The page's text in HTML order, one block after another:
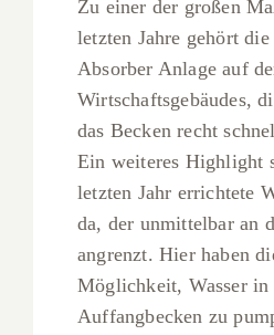
Zu einer der großen
letzten Jahre gehört
Absorber Anlage auf
Wirtschaftsgebäudes,
das Becken recht
Ein weiteres Highlight
letzten Jahr errichtete
da, der unmittelbar an
angrenzt. Hier haben
Möglichkeit, Wasser in
Auffangbecken zu